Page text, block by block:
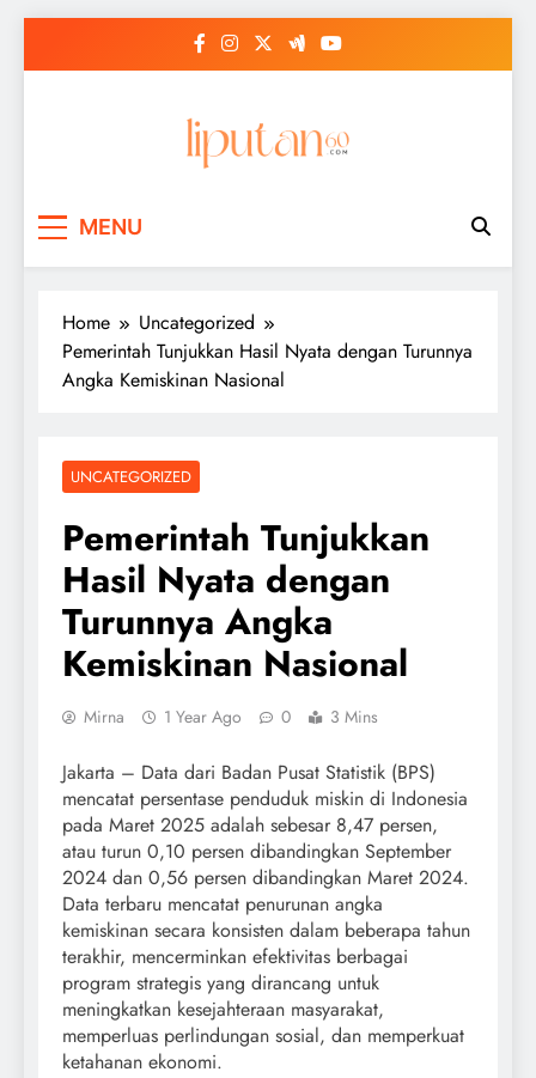
MENU
Home
Uncategorized
Pemerintah Tunjukkan Hasil Nyata dengan Turunnya
Angka Kemiskinan Nasional
UNCATEGORIZED
Pemerintah Tunjukkan
Hasil Nyata dengan
Turunnya Angka
Kemiskinan Nasional
Mirna 1 Year Ago 0 3 Mins
Jakarta – Data dari Badan Pusat Statistik (BPS)
mencatat persentase penduduk miskin di Indonesia
pada Maret 2025 adalah sebesar 8,47 persen,
atau turun 0,10 persen dibandingkan September
2024 dan 0,56 persen dibandingkan Maret 2024.
Data terbaru mencatat penurunan angka
kemiskinan secara konsisten dalam beberapa tahun
terakhir, mencerminkan efektivitas berbagai
program strategis yang dirancang untuk
meningkatkan kesejahteraan masyarakat,
memperluas perlindungan sosial, dan memperkuat
ketahanan ekonomi.